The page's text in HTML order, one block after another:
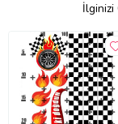
İlginizi